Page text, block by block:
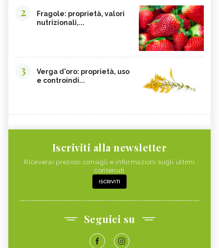
2
Fragole: proprietà, valori
nutrizionali,...
3
Verga d'oro: proprietà, uso
e controindi...
Iscriviti alla newsletter
Riceverai preziosi consigli e informazioni sugli ultimi
contenuti
ISCRIVITI
Seguici su